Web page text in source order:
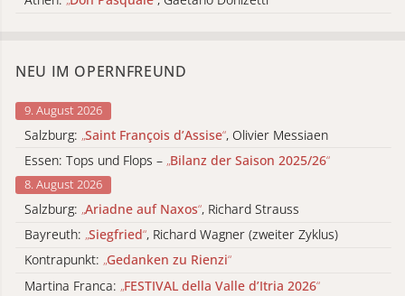
NEU IM OPERNFREUND
9. August 2026
Salzburg: „Saint François d’Assise“, Olivier Messiaen
Essen: Tops und Flops – „Bilanz der Saison 2025/26“
8. August 2026
Salzburg: „Ariadne auf Naxos“, Richard Strauss
Bayreuth: „Siegfried“, Richard Wagner (zweiter Zyklus)
Kontrapunkt: „Gedanken zu Rienzi“
Martina Franca: „FESTIVAL della Valle d’Itria 2026“